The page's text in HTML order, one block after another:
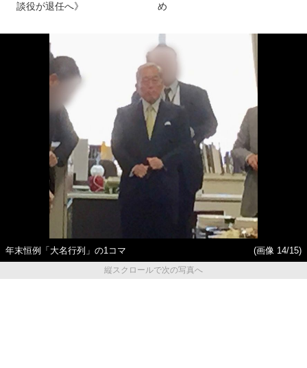
談役が退任へ》
め
年末恒例「大名行列」の1コマ
(画像 14/15)
縦スクロールで次の写真へ